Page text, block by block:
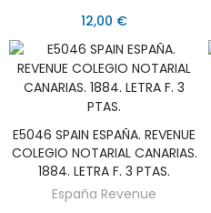
12,00 €
AÑADIR AL CARRITO
E5046 SPAIN ESPAÑA. REVENUE
COLEGIO NOTARIAL CANARIAS.
1884. LETRA F. 3 PTAS.
España Revenue